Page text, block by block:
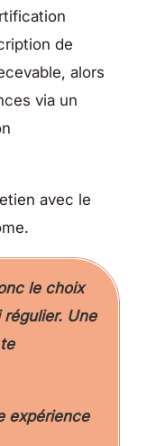
de
alors
via un
avec le
le choix
régulier. Une
expérience